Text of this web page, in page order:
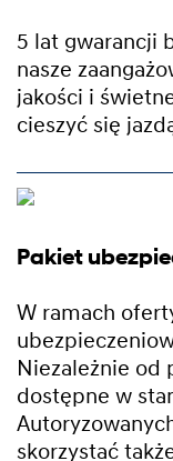
5 lat gwarancji
nasze
jakości i
cieszyć się
Pakiet
W ramach
Niezależnie od
dostępne w
skorzystać